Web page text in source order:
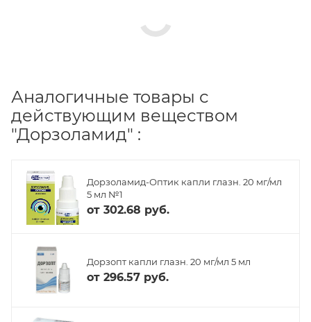
Аналогичные товары с
действующим веществом
"Дорзоламид" :
Дорзоламид-Оптик капли глазн. 20 мг/мл
5 мл №1
от 302.68 руб.
Дорзопт капли глазн. 20 мг/мл 5 мл
от 296.57 руб.